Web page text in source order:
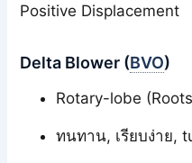
Positive Displacement
Delta Blower (BVO)
Rotary-lobe
ทนทาน, เรียบง่าย,